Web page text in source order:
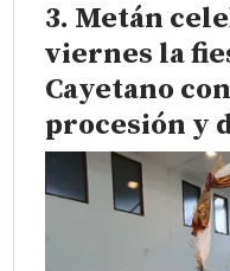
Metán
viernes la
Cayetano
procesión y